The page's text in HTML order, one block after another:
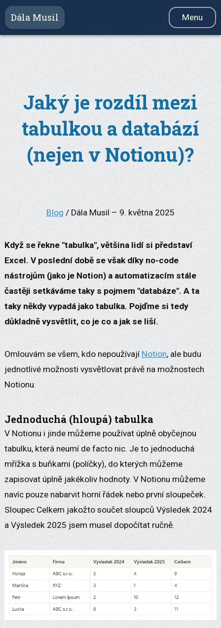
Dála Musil Menu
Reference
Blog
Newsletter
O mně
Jaký je rozdíl mezi
tabulkou a databází
(nejen v Notionu)?
Blog / Dála Musil – 9. května 2025
Když se řekne "tabulka", většina lidí si představí
Excel. V poslední době se však díky no-code
nástrojům (jako je Notion) a automatizacím stále
častěji setkáváme taky s pojmem "databáze". A ta
taky někdy vypadá jako tabulka. Pojďme si tedy
důkladně vysvětlit, co je co a jak se liší.
Omlouvám se všem, kdo nepoužívají Notion, ale budu
jednotlivé možnosti vysvětlovat právě na možnostech
Notionu.
Jednoduchá (hloupá) tabulka
V Notionu i jinde můžeme používat úplně obyčejnou
tabulku, která neumí de facto nic. Je to jednoduchá
mřížka s buňkami (políčky), do kterých můžeme
zapisovat úplně jakékoliv hodnoty. V Notionu můžeme
navíc pouze nabarvit horní řádek nebo první sloupeček.
Sloupec Celkem jakožto součet sloupců Výsledek 2024
a Výsledek 2025 jsem musel dopočítat ručně.